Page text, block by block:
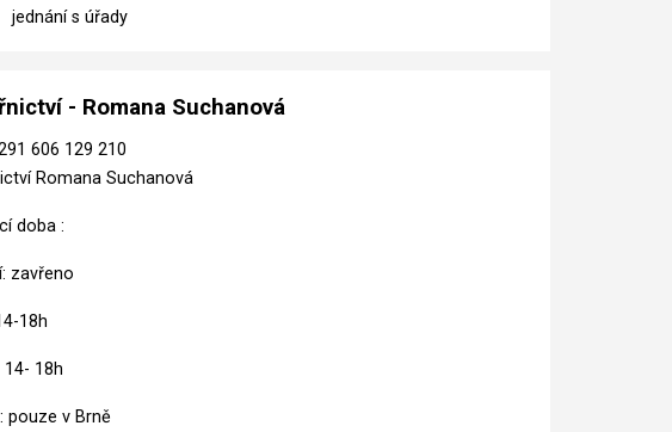
jednání s úřady
- Romana Suchanová
606 129 210
Romana Suchanová
doba :
zavřeno
18h
14- 18h
pouze v Brně